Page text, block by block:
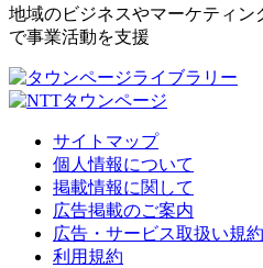
地域のビジネスやマーケティン
で事業活動を支援
サイトマップ
個人情報について
掲載情報に関して
広告掲載のご案内
広告・サービス取扱い規約
利用規約